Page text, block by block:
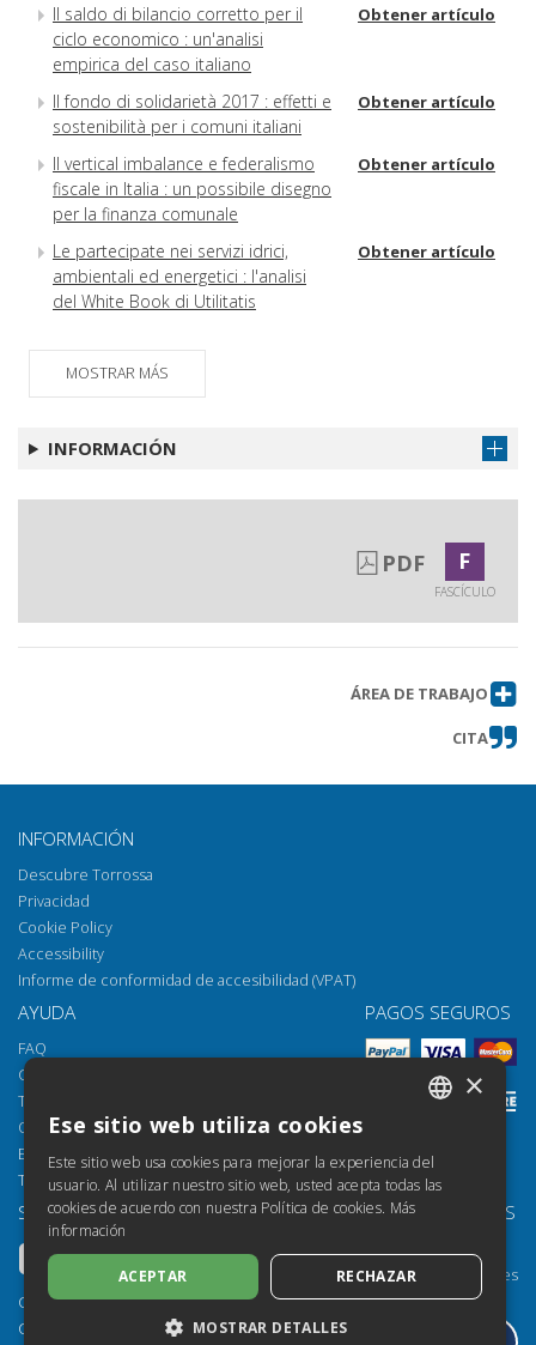
Il saldo di bilancio corretto per il
ciclo economico : un'analisi
empirica del caso italiano
Obtener artículo
Il fondo di solidarietà 2017 : effetti e
sostenibilità per i comuni italiani
Obtener artículo
Il vertical imbalance e federalismo
fiscale in Italia : un possibile disegno
per la finanza comunale
Obtener artículo
Le partecipate nei servizi idrici,
ambientali ed energetici : l'analisi
del White Book di Utilitatis
Obtener artículo
MOSTRAR MÁS
INFORMACIÓN
PDF F
FASCÍCULO
ÁREA DE TRABAJO
CITA
INFORMACIÓN
Descubre Torrossa
Privacidad
Cookie Policy
Accessibility
Informe de conformidad de accesibilidad (VPAT)
AYUDA
FAQ
Cómo abrir los archivos
Torrossa Reader
Opciones de acceso
Email: helpdesk@torrossa.com
Tel:
+39 055 5018800
PAGOS SEGUROS
SÍGUENOS
Copyright 2000-2026
Casalini Libri
NUESTROS RECURSOS
Torrossa para Instituciones
Torrossa Open
Library Services
ENGLISH
GERMAN
×
Ese sitio web utiliza cookies
Este sitio web usa cookies para mejorar la experiencia del
usuario. Al utilizar nuestro sitio web, usted acepta todas las
cookies de acuerdo con nuestra Política de cookies. Más
información
ACEPTAR RECHAZAR
MOSTRAR DETALLES